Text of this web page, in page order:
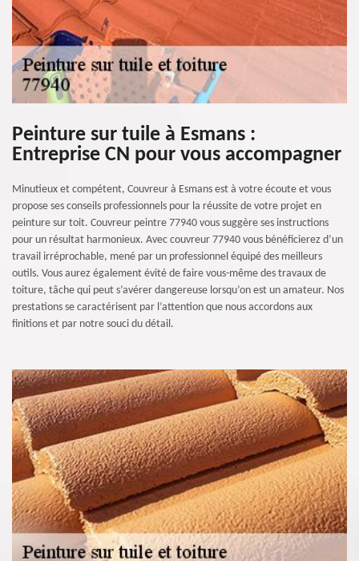
Peinture sur tuile à Esmans :
Entreprise CN pour vous accompagner
Minutieux et compétent, Couvreur à Esmans est à votre écoute et vous
propose ses conseils professionnels pour la réussite de votre projet en
peinture sur toit. Couvreur peintre 77940 vous suggère ses instructions
pour un résultat harmonieux. Avec couvreur 77940 vous bénéficierez d’un
travail irréprochable, mené par un professionnel équipé des meilleurs
outils. Vous aurez également évité de faire vous-même des travaux de
toiture, tâche qui peut s’avérer dangereuse lorsqu’on est un amateur. Nos
prestations se caractérisent par l’attention que nous accordons aux
finitions et par notre souci du détail.